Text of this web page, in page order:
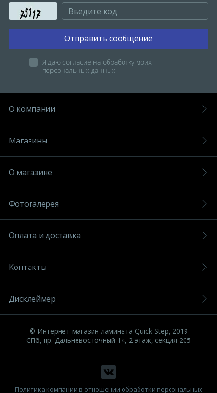
Отправить сообщение
Я даю согласие на обработку моих
персональных данных
О компании
Магазины
О магазине
Фотогалерея
Оплата и доставка
Контакты
Дисклеймер
© Интернет-магазин ламината Quick-Step, 2019
СПб, пр. Дальневосточный 14, 2 этаж, секция 205
Политика компании в отношении обработки персональных